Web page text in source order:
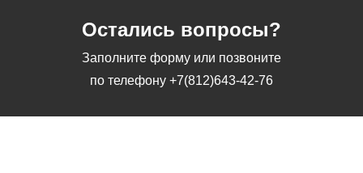
Остались вопросы?
Заполните форму или позвоните
по телефону +7(812)643-42-76